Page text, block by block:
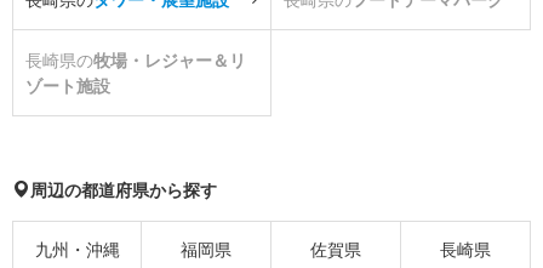
長崎県の牧場・レジャー＆リ
ゾート施設
周辺の都道府県から探す
九州・沖縄 福岡県 佐賀県 長崎県